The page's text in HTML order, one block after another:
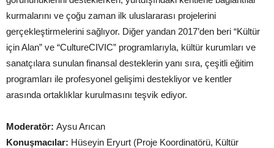
kurmalarını ve çoğu zaman ilk uluslararası projelerini
gerçekleştirmelerini sağlıyor. Diğer yandan 2017’den beri “Kültür
için Alan” ve “CultureCIVIC” programlarıyla, kültür kurumları ve
sanatçılara sunulan finansal desteklerin yanı sıra, çeşitli eğitim
programları ile profesyonel gelişimi destekliyor ve kentler
arasında ortaklıklar kurulmasını teşvik ediyor.
Moderatör: Aysu Arıcan
Konuşmacılar: Hüseyin Eryurt (Proje Koordinatörü, Kültür